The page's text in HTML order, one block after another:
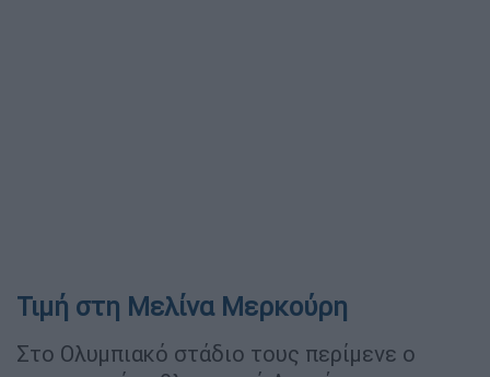
Τιμή στη Μελίνα Μερκούρη
Στο Ολυμπιακό στάδιο τους περίμενε ο